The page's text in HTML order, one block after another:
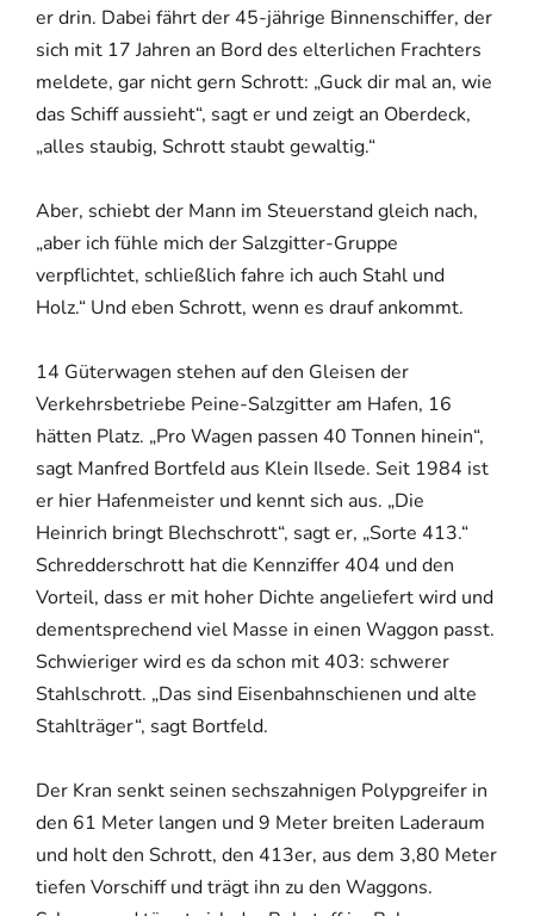
er drin. Dabei fährt der 45-jährige Binnenschiffer, der
sich mit 17 Jahren an Bord des elterlichen Frachters
meldete, gar nicht gern Schrott: „Guck dir mal an, wie
das Schiff aussieht“, sagt er und zeigt an Oberdeck,
„alles staubig, Schrott staubt gewaltig.“
Aber, schiebt der Mann im Steuerstand gleich nach,
„aber ich fühle mich der Salzgitter-Gruppe
verpflichtet, schließlich fahre ich auch Stahl und
Holz.“ Und eben Schrott, wenn es drauf ankommt.
14 Güterwagen stehen auf den Gleisen der
Verkehrsbetriebe Peine-Salzgitter am Hafen, 16
hätten Platz. „Pro Wagen passen 40 Tonnen hinein“,
sagt Manfred Bortfeld aus Klein Ilsede. Seit 1984 ist
er hier Hafenmeister und kennt sich aus. „Die
Heinrich bringt Blechschrott“, sagt er, „Sorte 413.“
Schredderschrott hat die Kennziffer 404 und den
Vorteil, dass er mit hoher Dichte angeliefert wird und
dementsprechend viel Masse in einen Waggon passt.
Schwieriger wird es da schon mit 403: schwerer
Stahlschrott. „Das sind Eisenbahnschienen und alte
Stahlträger“, sagt Bortfeld.
Der Kran senkt seinen sechszahnigen Polypgreifer in
den 61 Meter langen und 9 Meter breiten Laderaum
und holt den Schrott, den 413er, aus dem 3,80 Meter
tiefen Vorschiff und trägt ihn zu den Waggons.